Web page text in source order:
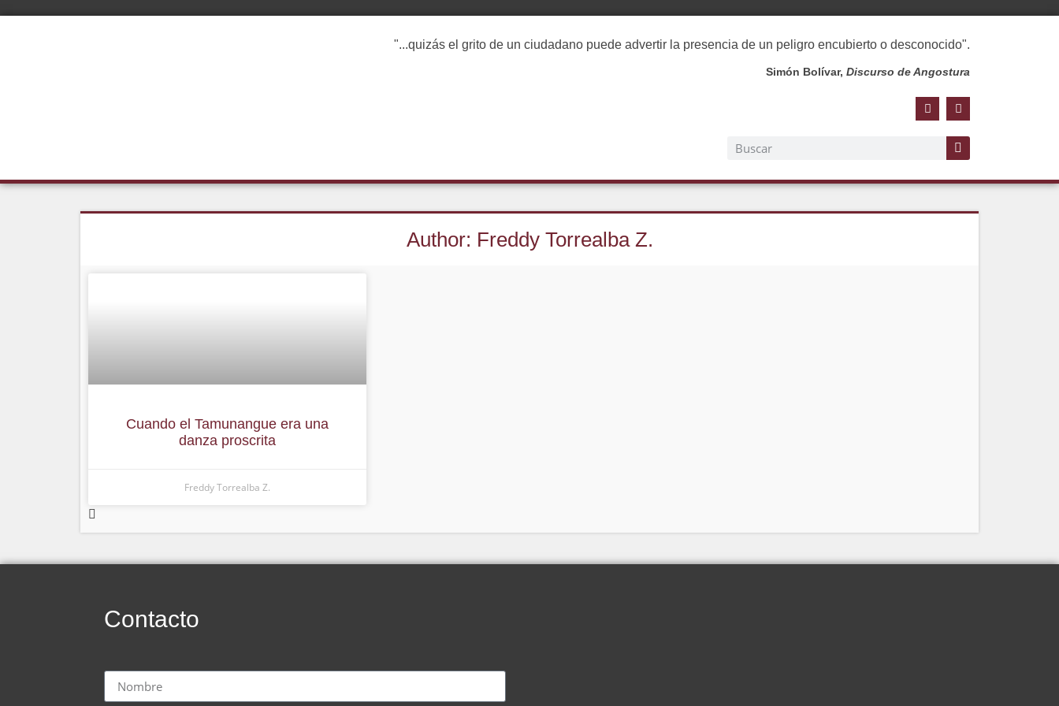
"...quizás el grito de un ciudadano puede advertir la presencia de un peligro encubierto o desconocido".
Simón Bolívar,Discurso de Angostura
Author: Freddy Torrealba Z.
Cuando el Tamunangue era una
danza proscrita
Freddy Torrealba Z.
Contacto